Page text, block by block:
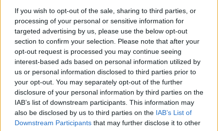
If you wish to opt-out of the sale, sharing to third parties, or
processing of your personal or sensitive information for
targeted advertising by us, please use the below opt-out
section to confirm your selection. Please note that after your
opt-out request is processed you may continue seeing
interest-based ads based on personal information utilized by
us or personal information disclosed to third parties prior to
your opt-out. You may separately opt-out of the further
disclosure of your personal information by third parties on the
IAB’s list of downstream participants. This information may
also be disclosed by us to third parties on the IAB’s List of
Downstream Participants that may further disclose it to other
Σχόλια
Οι 6 όροι «φωτιά» του Ιράν
στις ΗΠΑ για τα Στενά του
Ορμούζ - «Ποτέ δεν θα
κάνουμε πίσω, είτε σε
πόλεμο είτε σε
διαπραγματεύσεις»
Τραγωδία στην
4χρονος βρέθηκε
σε πισίνα